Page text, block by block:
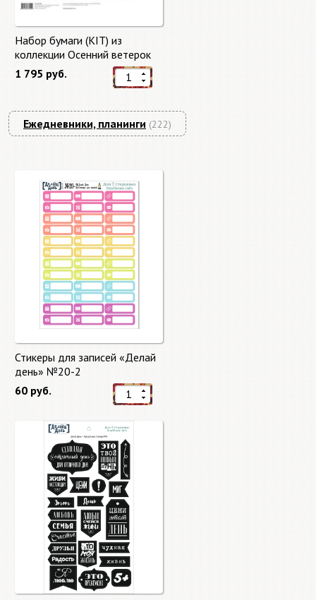
Набор бумаги (KIT) из
коллекции Осенний ветерок
"Autumn Breeze"
1 795 руб.
Ежедневники, планинги (222)
Стикеры для записей «Делай
день» №20-2
60 руб.